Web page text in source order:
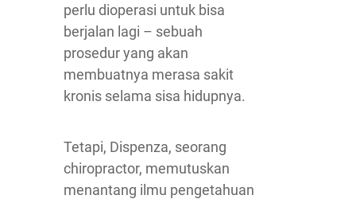
perlu dioperasi untuk bisa
berjalan lagi – sebuah
prosedur yang akan
membuatnya merasa sakit
kronis selama sisa hidupnya.
Tetapi, Dispenza, seorang
chiropractor, memutuskan
menantang ilmu pengetahuan